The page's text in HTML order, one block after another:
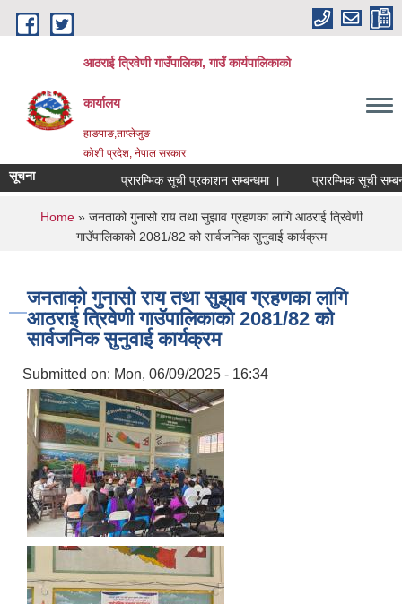
Skip to main content
आठराई त्रिवेणी गाउँपालिका, गाउँ कार्यपालिकाको
कार्यालय
हाङपाङ,ताप्लेजुङ
कोशी प्रदेश, नेपाल सरकार
सूचना प्रारम्भिक सूची प्रकाशन सम्बन्धमा । प्रारम्भिक सूची
You are here
Home» जनताको गुनासो राय तथा सुझाव ग्रहणका लागि आठराई त्रिवेणी
गाउॅपालिकाको 2081/82 को सार्वजनिक सुनुवाई कार्यक्रम
जनताको गुनासो राय तथा सुझाव ग्रहणका लागि
आठराई त्रिवेणी गाउॅपालिकाको 2081/82 को
सार्वजनिक सुनुवाई कार्यक्रम
Submitted on: Mon, 06/09/2025 - 16:34